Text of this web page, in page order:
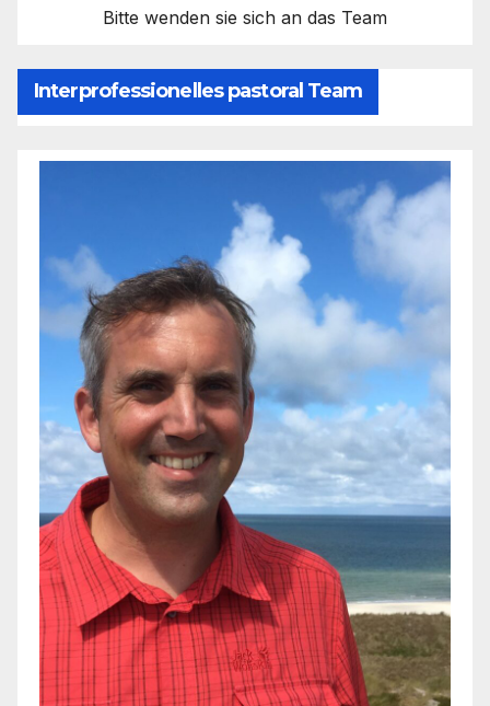
Bitte wenden sie sich an das Team
Interprofessionelles pastoral Team